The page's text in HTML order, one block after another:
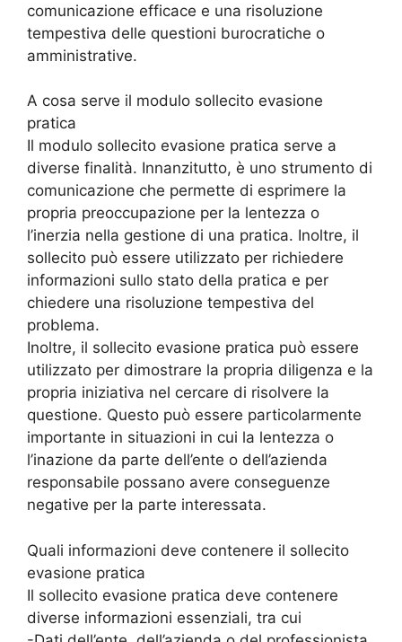
comunicazione efficace e una risoluzione
tempestiva delle questioni burocratiche o
amministrative.
A cosa serve il modulo sollecito evasione
pratica
Il modulo sollecito evasione pratica serve a
diverse finalità. Innanzitutto, è uno strumento di
comunicazione che permette di esprimere la
propria preoccupazione per la lentezza o
l’inerzia nella gestione di una pratica. Inoltre, il
sollecito può essere utilizzato per richiedere
informazioni sullo stato della pratica e per
chiedere una risoluzione tempestiva del
problema.
Inoltre, il sollecito evasione pratica può essere
utilizzato per dimostrare la propria diligenza e la
propria iniziativa nel cercare di risolvere la
questione. Questo può essere particolarmente
importante in situazioni in cui la lentezza o
l’inazione da parte dell’ente o dell’azienda
responsabile possano avere conseguenze
negative per la parte interessata.
Quali informazioni deve contenere il sollecito
evasione pratica
Il sollecito evasione pratica deve contenere
diverse informazioni essenziali, tra cui